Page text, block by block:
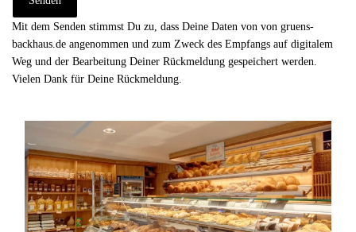
Mit dem Senden stimmst Du zu, dass Deine Daten von von gruens-
backhaus.de angenommen und zum Zweck des Empfangs auf digitalem
Weg und der Bearbeitung Deiner Rückmeldung gespeichert werden.
Vielen Dank für Deine Rückmeldung.